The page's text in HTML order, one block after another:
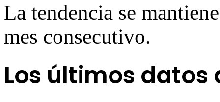
La tendencia se
mes consecutivo.
Los últimos datos